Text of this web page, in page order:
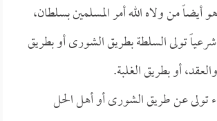
أيضاً من ولاه الله أمر المسلمين بسلطان،
تولى السلطة بطريق الشورى أو بطريق
أو بطريق الغلبة.
تولى عن طريق الشورى أو أهل الحل